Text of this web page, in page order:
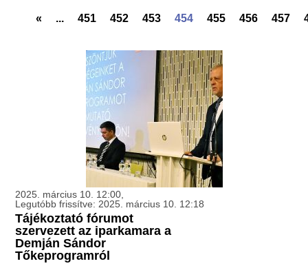
« ... 451 452 453 454 455 456 457
2025. március 10. 12:00,
Legutóbb frissítve: 2025. március 10. 12:18
Tájékoztató fórumot
szervezett az iparkamara a
Demján Sándor
Tőkeprogramról